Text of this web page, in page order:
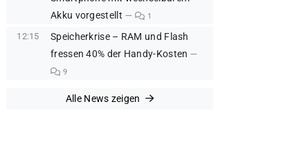
Akku vorgestellt
1
12:15
Speicherkrise – RAM und Flash
fressen 40% der Handy-Kosten
9
Alle News zeigen